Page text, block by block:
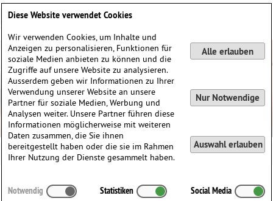
Diese Website verwendet Cookies
Wir verwenden Cookies, um Inhalte und
Anzeigen zu personalisieren, Funktionen für
soziale Medien anbieten zu können und die
Zugriffe auf unsere Website zu analysieren.
Ausserdem geben wir Informationen zu Ihrer
Verwendung unserer Website an unsere
Partner für soziale Medien, Werbung und
Analysen weiter. Unsere Partner führen diese
Informationen möglicherweise mit weiteren
Daten zusammen, die Sie ihnen
bereitgestellt haben oder die sie im Rahmen
Ihrer Nutzung der Dienste gesammelt haben.
Alle erlauben
Nur Notwendige
Auswahl erlauben
Notwendig Statistiken Social Media